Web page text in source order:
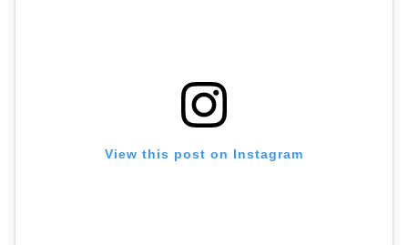
View this post on Instagram